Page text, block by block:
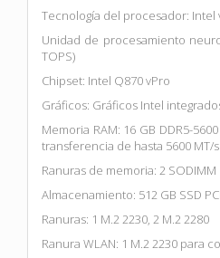
Tecnología del procesador: Intel
Unidad de procesamiento
TOPS)
Chipset: Intel Q870 vPro
Gráficos: Gráficos Intel
Memoria RAM: 16 GB DDR5-
transferencia de hasta 5600 MT/s
Ranuras de memoria: 2 SODIMM
Almacenamiento: 512 GB SSD
Ranuras: 1 M.2 2230, 2 M.2 2280
Ranura WLAN: 1 M.2 2230 para